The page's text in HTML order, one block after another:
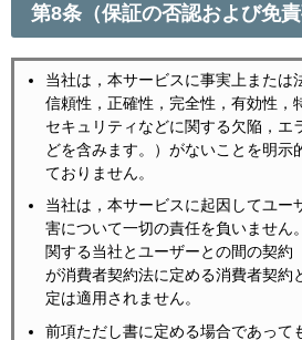
第8条（保証の否認および免責
当社は，本サービスに事実上または
信頼性，正確性，完全性，有効性，
セキュリティなどに関する欠陥，エ
どを含みます。）がないことを明示
ておりません。
当社は，本サービスに起因してユー
害について一切の責任を負いません
関する当社とユーザーとの間の契約
が消費者契約法に定める消費者契約
定は適用されません。
前項ただし書に定める場合であって